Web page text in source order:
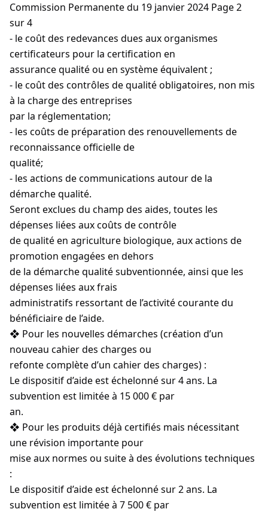
Commission Permanente du 19 janvier 2024 Page 2
sur 4
- le coût des redevances dues aux organismes
certificateurs pour la certification en
assurance qualité ou en système équivalent ;
- le coût des contrôles de qualité obligatoires, non mis
à la charge des entreprises
par la réglementation;
- les coûts de préparation des renouvellements de
reconnaissance officielle de
qualité;
- les actions de communications autour de la
démarche qualité.
Seront exclues du champ des aides, toutes les
dépenses liées aux coûts de contrôle
de qualité en agriculture biologique, aux actions de
promotion engagées en dehors
de la démarche qualité subventionnée, ainsi que les
dépenses liées aux frais
administratifs ressortant de l’activité courante du
bénéficiaire de l’aide.
❖ Pour les nouvelles démarches (création d’un
nouveau cahier des charges ou
refonte complète d’un cahier des charges) :
Le dispositif d’aide est échelonné sur 4 ans. La
subvention est limitée à 15 000 € par
an.
❖ Pour les produits déjà certifiés mais nécessitant
une révision importante pour
mise aux normes ou suite à des évolutions techniques
:
Le dispositif d’aide est échelonné sur 2 ans. La
subvention est limitée à 7 500 € par